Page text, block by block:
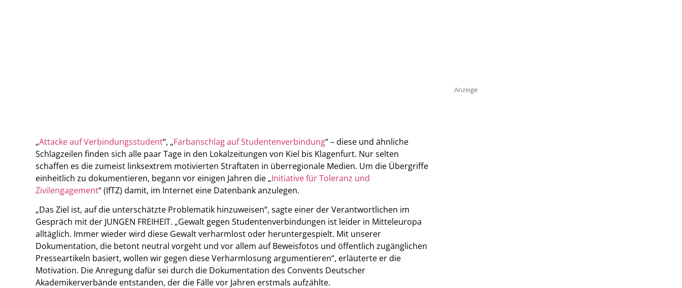
„Attacke auf Verbindungsstudent“, „Farbanschlag auf Studentenverbindung“ – diese und ähnliche
Schlagzeilen finden sich alle paar Tage in den Lokalzeitungen von Kiel bis Klagenfurt. Nur selten
schaffen es die zumeist linksextrem motivierten Straftaten in überregionale Medien. Um die Übergriffe
einheitlich zu dokumentieren, begann vor einigen Jahren die „Initiative für Toleranz und
Zivilengagement“ (IfTZ) damit, im Internet eine Datenbank anzulegen.
„Das Ziel ist, auf die unterschätzte Problematik hinzuweisen“, sagte einer der Verantwortlichen im
Gespräch mit der JUNGEN FREIHEIT. „Gewalt gegen Studentenverbindungen ist leider in Mitteleuropa
alltäglich. Immer wieder wird diese Gewalt verharmlost oder heruntergespielt. Mit unserer
Dokumentation, die betont neutral vorgeht und vor allem auf Beweisfotos und öffentlich zugänglichen
Presseartikeln basiert, wollen wir gegen diese Verharmlosung argumentieren“, erläuterte er die
Motivation. Die Anregung dafür sei durch die Dokumentation des Convents Deutscher
Akademikerverbände entstanden, der die Fälle vor Jahren erstmals aufzählte.
Anzeige